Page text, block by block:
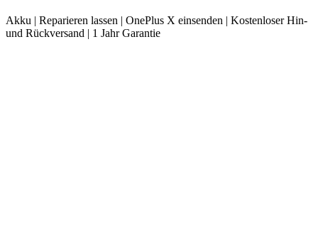
Akku | Reparieren lassen | OnePlus X einsenden | Kostenloser Hin-
und Rückversand | 1 Jahr Garantie